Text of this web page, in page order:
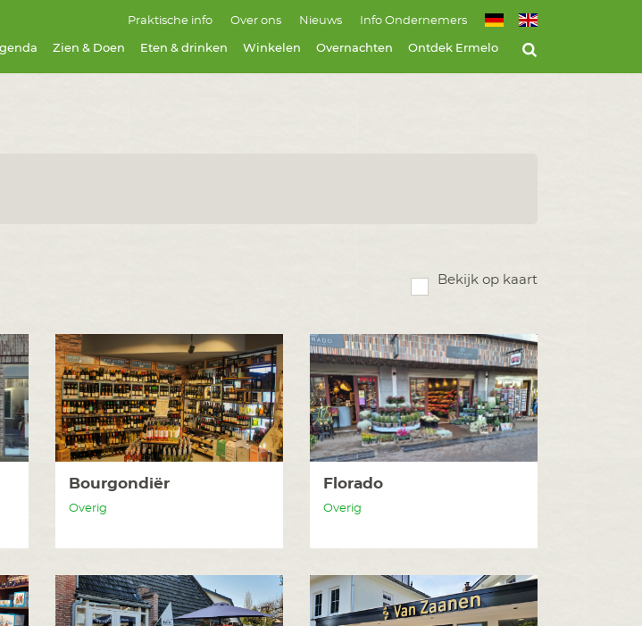
Zien & Doen Eten & drinken Winkelen Overnachten Ontdek Ermelo
Praktische info Over ons Nieuws Info Ondernemers
Bekijk op kaart
Bourgondiër
Overig
Florado
Overig